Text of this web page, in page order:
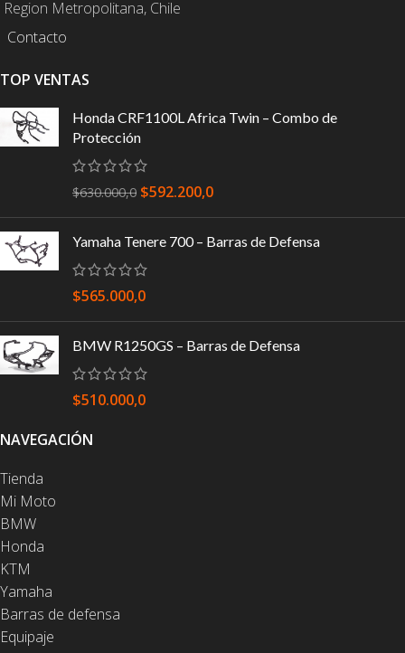
Region Metropolitana, Chile
Contacto
TOP VENTAS
Honda CRF1100L Africa Twin – Combo de
Protección
$630.000,0 $592.200,0
Yamaha Tenere 700 – Barras de Defensa
$565.000,0
BMW R1250GS – Barras de Defensa
$510.000,0
NAVEGACIÓN
Tienda
Mi Moto
BMW
Honda
KTM
Yamaha
Barras de defensa
Equipaje